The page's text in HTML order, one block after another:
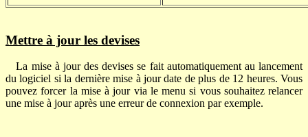
Mettre à jour les devises
La mise à jour des devises se fait automatiquement au lancement
du logiciel si la dernière mise à jour date de plus de 12 heures. Vous
pouvez forcer la mise à jour via le menu si vous souhaitez relancer
une mise à jour après une erreur de connexion par exemple.